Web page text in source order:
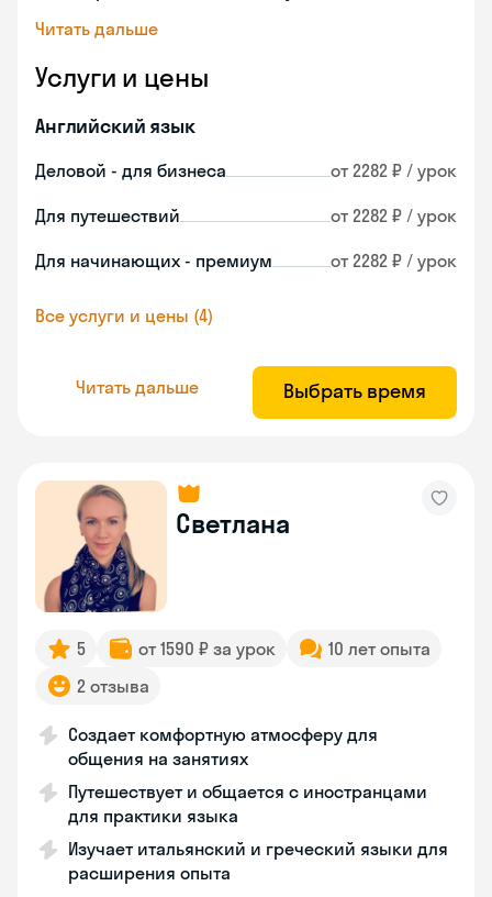
Читать дальше
Услуги и цены
Английский язык
Деловой - для бизнеса от 2282 ₽ / урок
Для путешествий от 2282 ₽ / урок
Для начинающих - премиум от 2282 ₽ / урок
Все услуги и цены (4)
Читать дальше Выбрать время
Светлана
5 от 1590 ₽ за урок
10 лет опыта
2 отзыва
Создает комфортную атмосферу для
общения на занятиях
Путешествует и общается с иностранцами
для практики языка
Изучает итальянский и греческий языки для
расширения опыта